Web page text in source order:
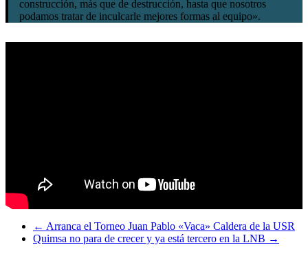
construcción, más que de destrucción, hasta que nosotros
podamos tratar de inculcarle mejores formas al equipo».
← Arranca el Torneo Juan Pablo «Vaca» Caldera de la USR
Quimsa no para de crecer y ya está tercero en la LNB →